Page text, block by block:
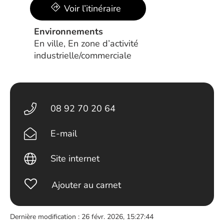
Voir l’itinéraire
Environnements
En ville, En zone d’activité
industrielle/commerciale
08 92 70 20 64
E-mail
Site internet
Ajouter au carnet
Dernière modification : 26 févr. 2026, 15:27:44